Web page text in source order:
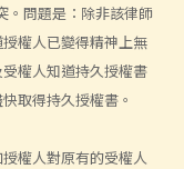
。問題是：除非該律師
權人已變得精神上無
權人知道持久授權書
取得持久授權書。
權人對原有的受權人
書的東西，可讓我在精
這似乎是個好主意。那